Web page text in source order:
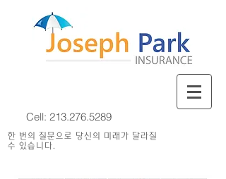
Cell: 213.276.5289
한 번의 질문으로 당신의 미래가 달라질
수 있습니다.